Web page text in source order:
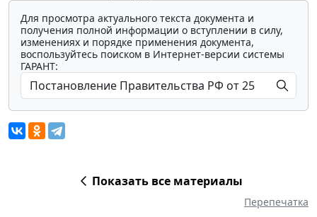
Для просмотра актуального текста документа и
получения полной информации о вступлении в силу,
изменениях и порядке применения документа,
воспользуйтесь поиском в Интернет-версии системы
ГАРАНТ:
Показать все материалы
Перепечатка